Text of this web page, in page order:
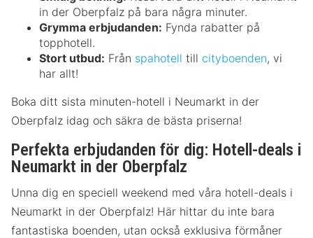
in der Oberpfalz på bara några minuter.
Grymma erbjudanden: Fynda rabatter på
topphotell.
Stort utbud: Från spahotell till cityboenden, vi
har allt!
Boka ditt sista minuten-hotell i Neumarkt in der
Oberpfalz idag och säkra de bästa priserna!
Perfekta erbjudanden för dig: Hotell-deals i
Neumarkt in der Oberpfalz
Unna dig en speciell weekend med våra hotell-deals i
Neumarkt in der Oberpfalz! Här hittar du inte bara
fantastiska boenden, utan också exklusiva förmåner